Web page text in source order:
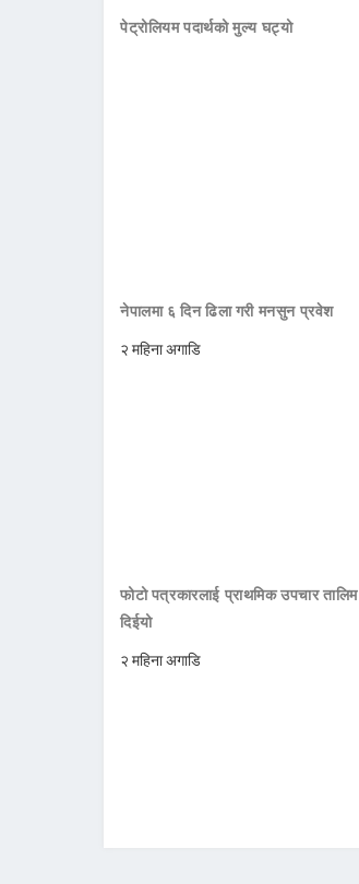
पेट्रोलियम पदार्थको मुल्य घट्यो
नेपालमा ६ दिन ढिला गरी मनसुन प्रवेश
२ महिना अगाडि
फोटो पत्रकारलाई प्राथमिक उपचार तालिम
दिईयो
२ महिना अगाडि